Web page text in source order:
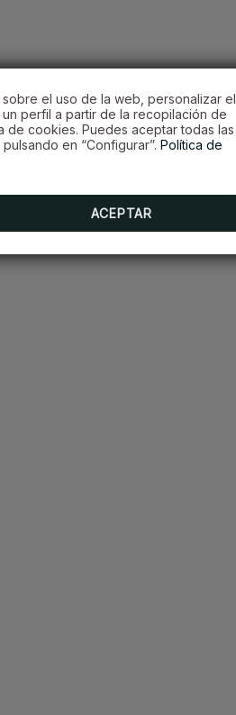
el uso de la web, personalizar el
perfil a partir de la recopilación de
de cookies. Puedes aceptar todas las
en “Configurar”. Política de
ACEPTAR